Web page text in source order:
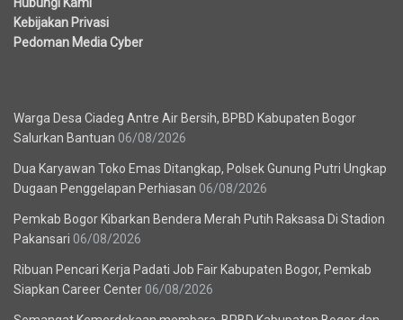
Kebijakan Privasi
Pedoman Media Cyber
Warga Desa Ciadeg Antre Air Bersih, BPBD Kabupaten Bogor
Salurkan Bantuan 06/08/2026
Dua Karyawan Toko Emas Ditangkap, Polsek Gunung Putri Ungkap
Dugaan Penggelapan Perhiasan 06/08/2026
Pemkab Bogor Kibarkan Bendera Merah Putih Raksasa Di Stadion
Pakansari 06/08/2026
Ribuan Pencari Kerja Padati Job Fair Kabupaten Bogor, Pemkab
Siapkan Career Center 06/08/2026